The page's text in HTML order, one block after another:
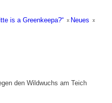
is a Greenkeepa?“ » Neues »
den Wildwuchs am Teich